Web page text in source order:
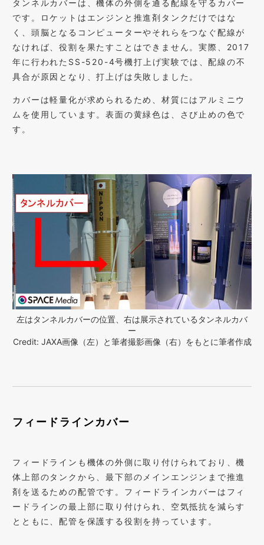
タンネルカバーは、機体の外側を通る配線を守るカバー
です。ロケットはエンジンと推進剤タンクだけではな
く、頭脳となるコンピューターやそれらをつなぐ配線が
なければ、役割を果たすことはできません。実際、2017
年に行われたSS-520-4号機打上げ実験では、配線の不
具合が原因となり、打上げは失敗しました。
カバーは軽量化が求められるため、材質にはアルミニウ
ムを使用しています。表面の黄緑色は、さび止めの色で
す。
左はタンネルカバーの位置、右は展示されているタンネルカバ
ー
Credit: JAXA画像（左）と筆者撮影画像（右）をもとに筆者作成
フィードラインカバー
フィードラインも機体の外側に取り付けられており、機
体上部のタンクから、最下部のメインエンジンまで推進
剤を送るための配管です。フィードラインカバーはフィ
ードラインの最上部に取り付けられ、空気抵抗を減らす
とともに、配管を保護する役割を持っています。